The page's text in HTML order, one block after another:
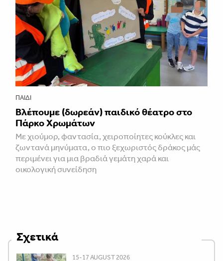
ΠΑΙΔΊ
Βλέπουμε (δωρεάν) παιδικό θέατρο στο
Πάρκο Χρωμάτων
Με χιούμορ, φαντασία, χειροποίητες κούκλες και
ζωντανά μηνύματα, ο πιο ξεχωριστός δράκος μάς
περιμένει για μια βραδιά γεμάτη χαρά και
οικολογική συνείδηση
Σχετικά
15-17 AUGUST 2026